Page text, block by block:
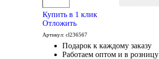
Купить в 1 клик
Отложить
Артикул:cl236567
Подарок к каждому заказу
Работаем оптом и в розницу